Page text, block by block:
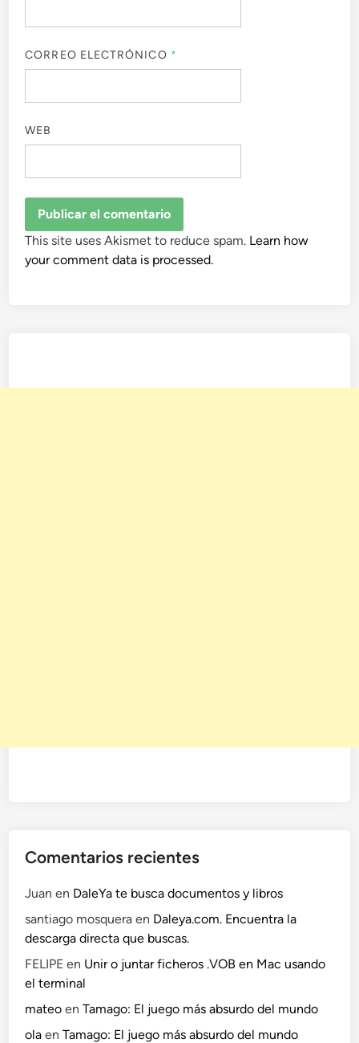
CORREO ELECTRÓNICO *
WEB
This site uses Akismet to reduce spam. Learn how
your comment data is processed.
Comentarios recientes
Juan en DaleYa te busca documentos y libros
santiago mosquera en Daleya.com. Encuentra la
descarga directa que buscas.
FELIPE en Unir o juntar ficheros .VOB en Mac usando
el terminal
mateo enTamago: El juego más absurdo del mundo
ola enTamago: El juego más absurdo del mundo